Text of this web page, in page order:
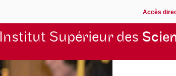
Accès
Institut Supérieur des